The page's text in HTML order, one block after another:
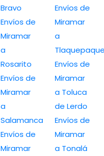
Bravo
Envíos de
Miramar
a
Rosarito
Envíos de
Miramar
a
Salamanca
Envíos de
Miramar
Envíos de
Miramar
a
Envíos de
Miramar
a Toluca
de Lerdo
Envíos de
Miramar
a Tonalá